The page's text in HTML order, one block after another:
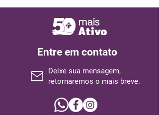
Entre em contato
Deixe sua mensagem,
retornaremos o mais breve.